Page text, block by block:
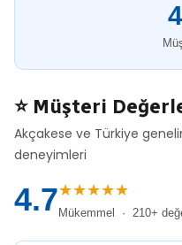
⭐ Müşteri
Akçakese ve Türkiye
deneyimleri
4.7★★★★★
Mükemmel · 210+